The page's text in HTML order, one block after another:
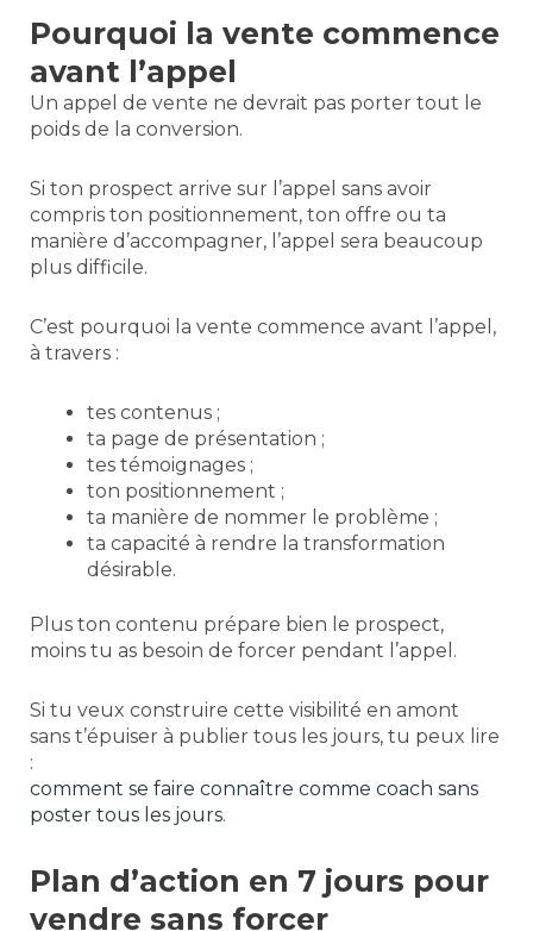
Pourquoi la vente commence
avant l’appel
Un appel de vente ne devrait pas porter tout le
poids de la conversion.
Si ton prospect arrive sur l’appel sans avoir
compris ton positionnement, ton offre ou ta
manière d’accompagner, l’appel sera beaucoup
plus difficile.
C’est pourquoi la vente commence avant l’appel,
à travers :
tes contenus ;
ta page de présentation ;
tes témoignages ;
ton positionnement ;
ta manière de nommer le problème ;
ta capacité à rendre la transformation
désirable.
Plus ton contenu prépare bien le prospect,
moins tu as besoin de forcer pendant l’appel.
Si tu veux construire cette visibilité en amont
sans t’épuiser à publier tous les jours, tu peux lire
:
comment se faire connaître comme coach sans
poster tous les jours.
Plan d’action en 7 jours pour
vendre sans forcer